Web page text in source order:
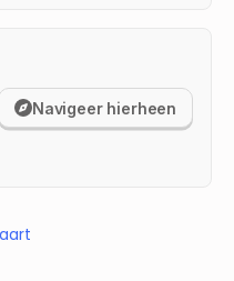
Navigeer hierheen